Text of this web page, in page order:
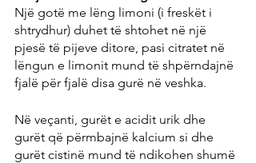
Një gotë me lëng limoni (i freskët i
shtrydhur) duhet të shtohet në një
pjesë të pijeve ditore, pasi citratet në
lëngun e limonit mund të shpërndajnë
fjalë për fjalë disa gurë në veshka.
Në veçanti, gurët e acidit urik dhe
gurët që përmbajnë kalcium si dhe
gurët cistinë mund të ndikohen shumë